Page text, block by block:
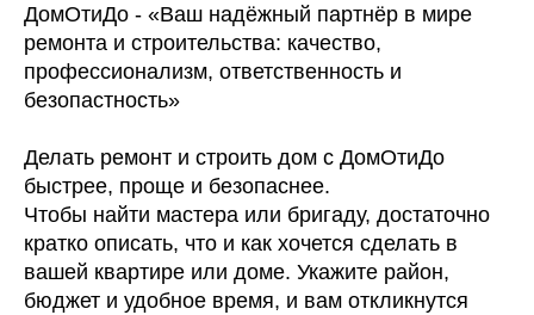
ДомОтиДо - «Ваш надёжный партнёр в мире
ремонта и строительства: качество,
профессионализм, ответственность и
безопастность»
Делать ремонт и строить дом с ДомОтиДо
быстрее, проще и безопаснее.
Чтобы найти мастера или бригаду, достаточно
кратко описать, что и как хочется сделать в
вашей квартире или доме. Укажите район,
бюджет и удобное время, и вам откликнутся